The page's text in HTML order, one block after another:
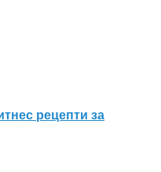
рецепти за